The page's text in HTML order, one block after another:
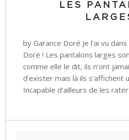
LES
by Garance Doré Je l’ai vu
Doré ! Les pantalons larges
comme elle le dit, ils n’ont
d’exister mais là ils s’affichent
Incapable d’ailleurs de les